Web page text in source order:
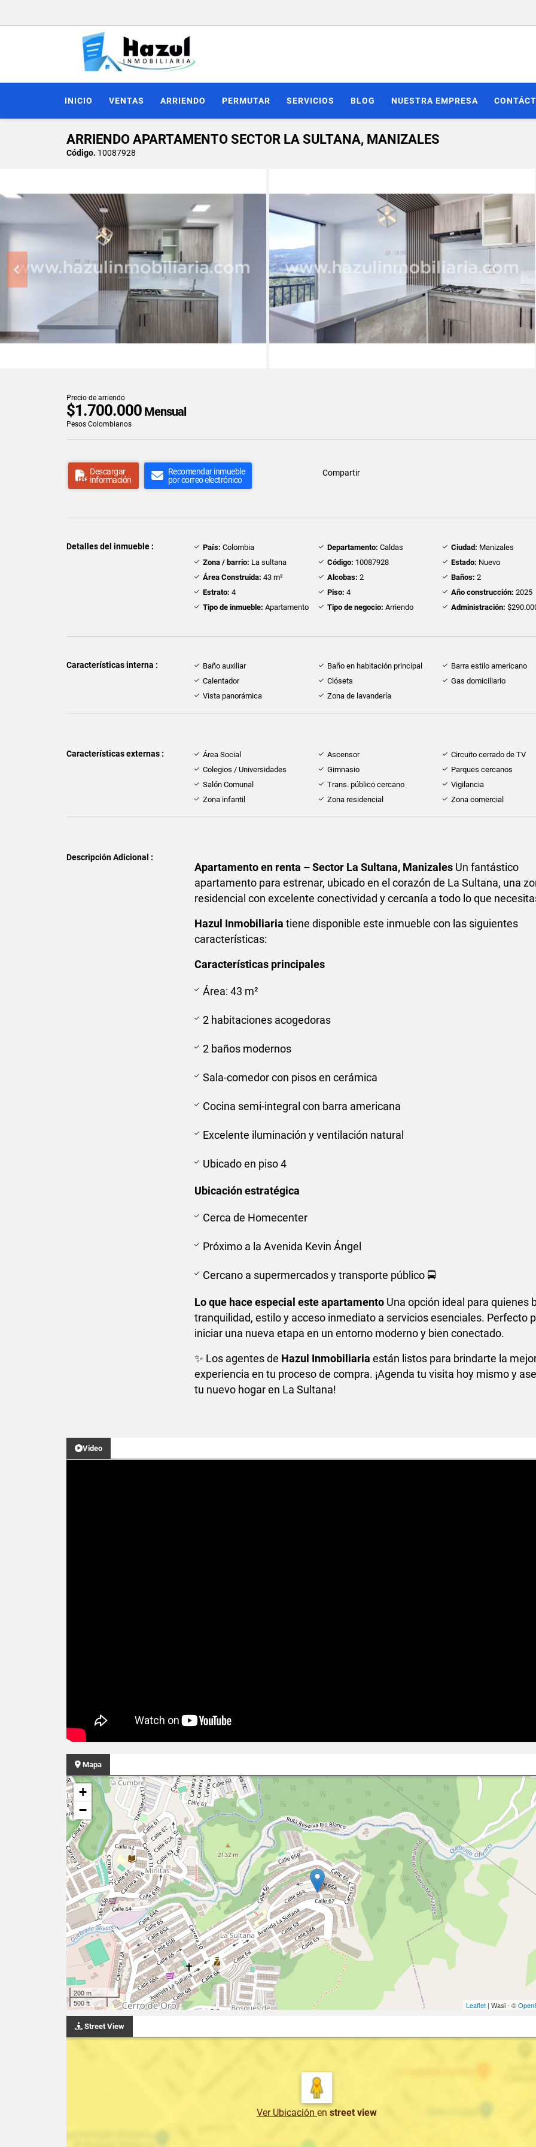
INICIO VENTAS ARRIENDO PERMUTAR SERVICIOS BLOG NUESTRA EMPRESA
ARRIENDO APARTAMENTO SECTOR LA SULTANA, MANIZALES
Código. 10087928
Precio de arriendo
$1.700.000 Mensual
Pesos Colombianos
Descargar
información
Recomendar inmueble
por correo electrónico
Compartir
Detalles del inmueble : País: Colombia Departamento: Caldas Ciudad: Manizales
Zona / barrio: La sultana Código: 10087928 Estado: Nuevo
Área Construida: 43 m² Alcobas: 2 Baños: 2
Estrato: 4 Piso: 4 Año construcción: 2025
Tipo de inmueble: Apartamento Tipo de negocio: Arriendo Administración:
Características interna : Baño auxiliar Baño en habitación principal
Barra estilo americano
Calentador
Clósets
Gas domiciliario
Vista panorámica
Zona de lavandería
Características externas : Área Social Ascensor
Circuito cerrado de TV
Colegios / Universidades
Gimnasio
Parques cercanos
Salón Comunal
Trans. público cercano
Vigilancia
Zona infantil
Zona residencial Zona comercial
Descripción Adicional :
Apartamento en renta – Sector La Sultana, Manizales Un fantástico
apartamento para estrenar, ubicado en el corazón de La Sultana, una
residencial con excelente conectividad y cercanía a todo lo que
Hazul Inmobiliaria tiene disponible este inmueble con las siguientes
características:
Características principales
Área: 43 m²
2 habitaciones acogedoras
2 baños modernos
Sala-comedor con pisos en cerámica
Cocina semi-integral con barra americana
Excelente iluminación y ventilación natural
Ubicado en piso 4
Ubicación estratégica
Cerca de Homecenter
Próximo a la Avenida Kevin Ángel
Cercano a supermercados y transporte público 🚍
Lo que hace especial este apartamento Una opción ideal para quienes
tranquilidad, estilo y acceso inmediato a servicios esenciales. Perfecto
iniciar una nueva etapa en un entorno moderno y bien conectado.
✨ Los agentes de Hazul Inmobiliaria están listos para brindarte la
experiencia en tu proceso de compra. ¡Agenda tu visita hoy mismo y
tu nuevo hogar en La Sultana!
Video
Mapa
+
−
200 m
500 ft
Leaflet| Wasi - ©
Street View
Ver Ubicación en street view